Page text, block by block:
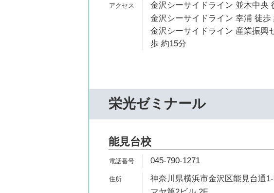
金沢シーサイドライン 並木中央
金沢シーサイドライン 幸浦 徒歩
金沢シーサイドライン 産業振興
歩 約15分
栄光ゼミナール
能見台校
045-790-1271
神奈川県横浜市金沢区能見台通